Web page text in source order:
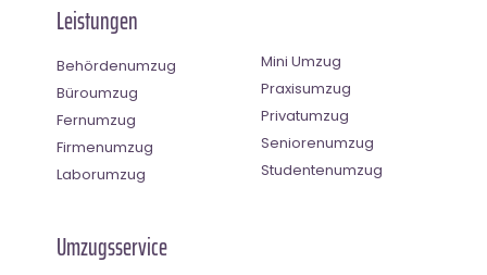
Leistungen
Behördenumzug
Büroumzug
Fernumzug
Firmenumzug
Laborumzug
Mini Umzug
Praxisumzug
Privatumzug
Seniorenumzug
Studentenumzug
Umzugsservice